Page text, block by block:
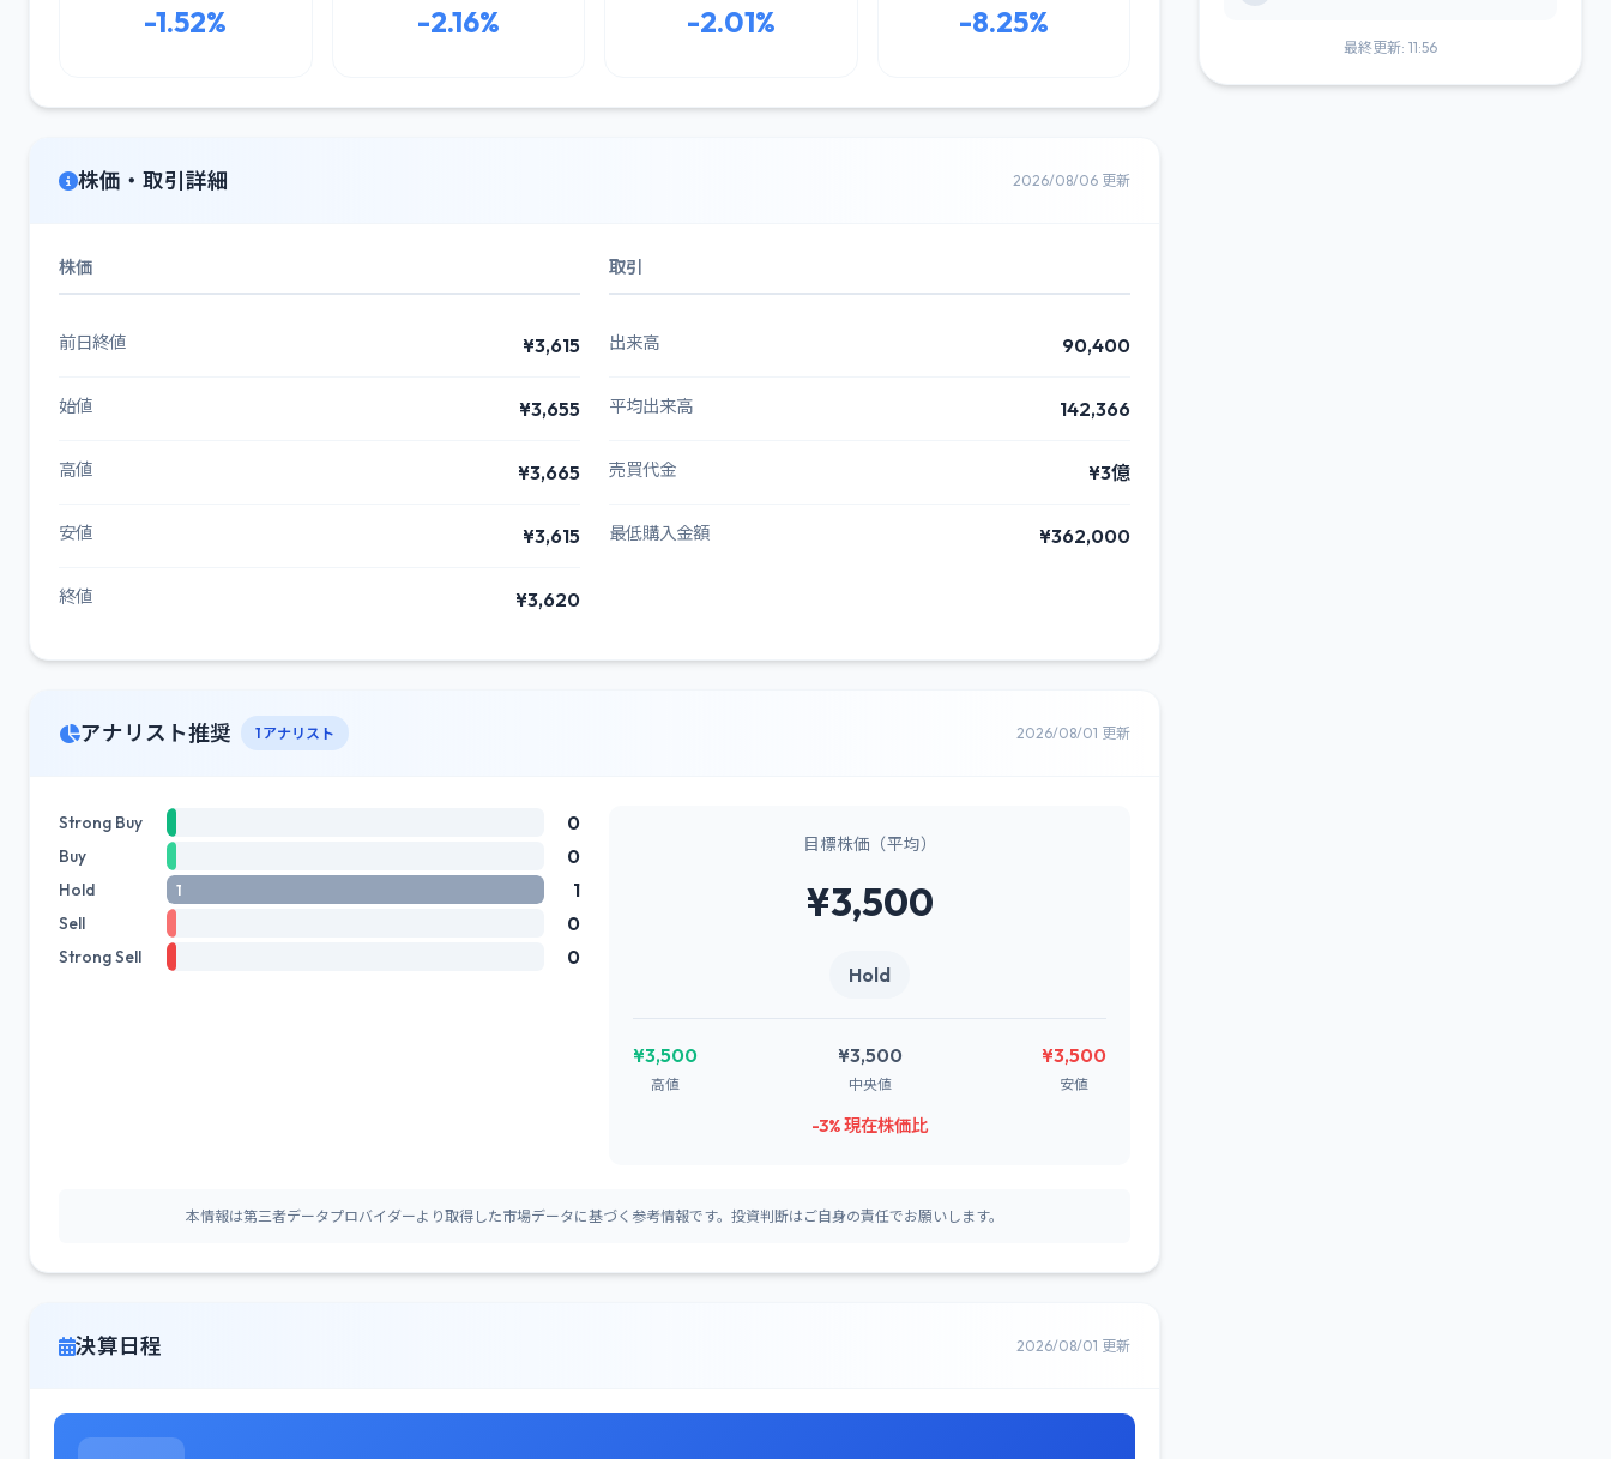
-1.52% -2.16% -2.01% -8.25%
株価・取引詳細 2026/08/06 更新
株価
前日終値 ¥3,615
始値 ¥3,655
高値 ¥3,665
安値 ¥3,615
終値 ¥3,620
取引
出来高 90,400
平均出来高 142,366
売買代金 ¥3億
最低購入金額 ¥362,000
アナリスト推奨 1 アナリスト 2026/08/01 更新
Strong Buy 0
Buy 0
Hold 1 1
Sell 0
Strong Sell 0
目標株価（平均）
¥3,500
Hold
¥3,500
高値
¥3,500
中央値
¥3,500
安値
-3% 現在株価比
本情報は第三者データプロバイダーより取得した市場データに基づく参考情報です。投資判断はご自身の責任でお願いします。
決算日程 2026/08/01 更新
最終更新: 11:56